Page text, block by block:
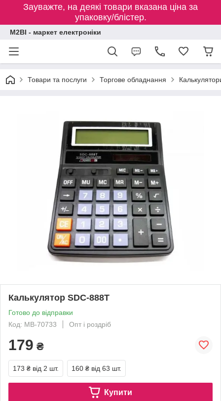
Зауважте, на деякі товари вказана ціна за
упаковку/блістер.
M2BI - маркет електроніки
Товари та послуги Торгове обладнання
Калькулятор SDC-888Т
Готово до відправки
Код: MB-70733
Опт і роздріб
179 ₴
173 ₴ від 2 шт. 160 ₴ від 63 шт.
Купити